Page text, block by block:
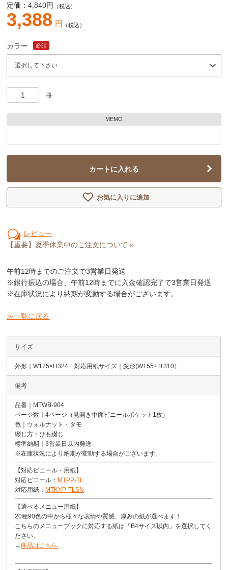
定価：4,840円 （税込）
3,388 円 （税込）
カラー 必須
冊
MEMO
カートに入れる
お気に入りに追加
レビュー
【重要】夏季休業中のご注文について »
午前12時までのご注文で3営業日発送
※銀行振込の場合、午前12時までに入金確認完了で3営業日発送
※在庫状況により納期が変動する場合がございます。
≫一覧に戻る
サイズ
外形｜W175×H324 対応用紙サイズ｜変形(W155×Ｈ310）
備考
品番｜MTWB-904
ページ数｜4ページ（見開き中面ビニールポケット1枚）
色｜ウォルナット・タモ
綴じ方：ひも綴じ
標準納期｜3営業日以内発送
※在庫状況により納期が変動する場合がございます。
【対応ビニール・用紙】
対応ビニール： MTPP-TL
対応用紙： MTKYP-TLSN
【選べるメニュー用紙】
20種90色の中から様々な表情や質感、厚みの紙が選べます！
こちらのメニューブックに対応する紙は「B4サイズ以内」を選択してく
ださい。
→商品はこちら